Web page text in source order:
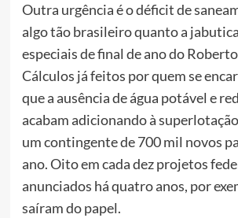
Outra urgência é o déficit de
algo tão brasileiro quanto a
especiais de final de ano do
Cálculos já feitos por quem se
que a ausência de água potável e
acabam adicionando à
um contingente de 700 mil novos
ano. Oito em cada dez projetos
anunciados há quatro anos, por
saíram do papel.